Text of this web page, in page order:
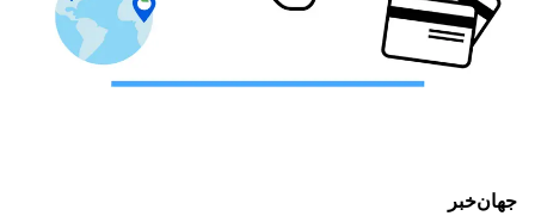
جهانخبر